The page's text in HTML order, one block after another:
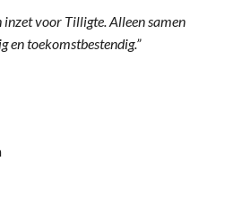
inzet voor Tilligte. Alleen samen
en toekomstbestendig.”